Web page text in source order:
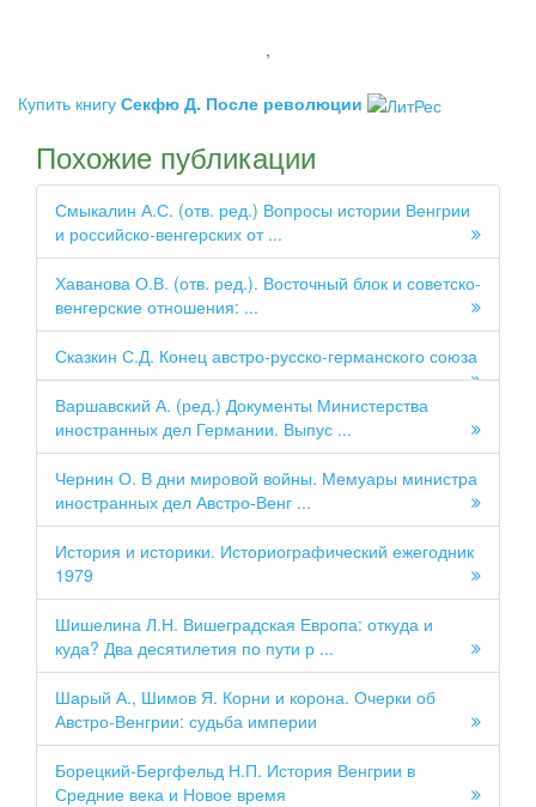
,
Купить книгу Секфю Д. После революции
Похожие публикации
Смыкалин А.С. (отв. ред.) Вопросы истории Венгрии
и российско-венгерских от ...
Хаванова О.В. (отв. ред.). Восточный блок и советско-
венгерские отношения: ...
Сказкин С.Д. Конец австро-русско-германского союза
Варшавский А. (ред.) Документы Министерства
иностранных дел Германии. Выпус ...
Чернин О. В дни мировой войны. Мемуары министра
иностранных дел Австро-Венг ...
История и историки. Историографический ежегодник
1979
Шишелина Л.Н. Вишеградская Европа: откуда и
куда? Два десятилетия по пути р ...
Шарый А., Шимов Я. Корни и корона. Очерки об
Австро-Венгрии: судьба империи
Борецкий-Бергфельд Н.П. История Венгрии в
Средние века и Новое время